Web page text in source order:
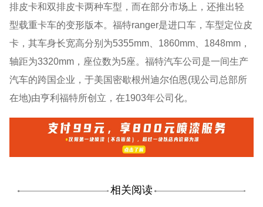
排皮卡和双排皮卡两种车型，而在部分市场上，还推出轻
型载重卡车的变形版本。福特ranger是进口车，车型定位皮
卡，其车身长宽高分别为5355mm、1860mm、1848mm，
轴距为3320mm，座位数为5座。福特汽车公司是一间生产
汽车的跨国企业，于美国密歇根州迪尔伯恩(现公司总部所
在地)由亨利福特所创立，在1903年公司化。
相关阅读